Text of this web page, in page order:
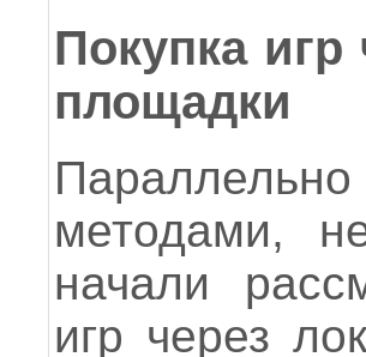
Покупка
площадки
методами,
начали
игр через